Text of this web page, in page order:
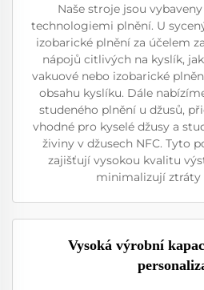
Naše stroje jsou
technologiemi plnění. U
izobarické plnění za účelem
nápojů citlivých na kyslík,
vakuové nebo izobarické
obsahu kyslíku. Dále
studeného plnění u džusů,
vhodné pro kyselé džusy a
živiny v džusech NFC. Tyto
zajišťují vysokou kvalitu
minimalizují ztráty
Vysoká výrobní